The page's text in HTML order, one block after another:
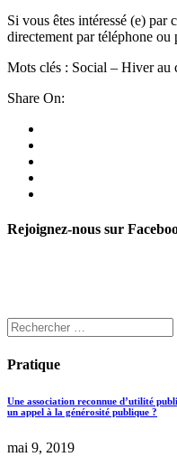
Si vous êtes intéressé (e) par
directement par téléphone
Mots clés : Social – Hiver
Share On:
Rejoignez-nous sur
Pratique
Une association reconnue d’utilité
un appel à la générosité publique ?
mai 9, 2019